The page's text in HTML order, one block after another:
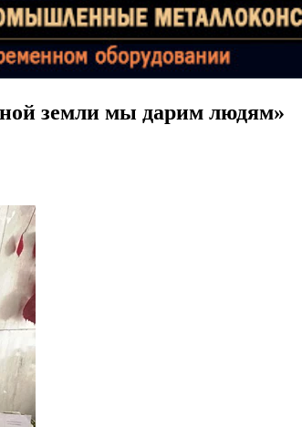
земли мы дарим людям»